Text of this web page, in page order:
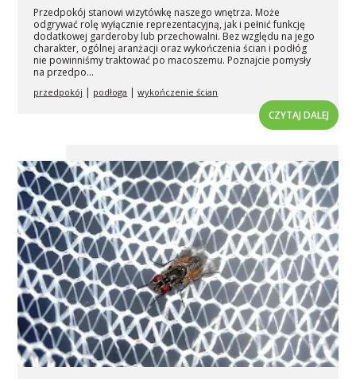
Przedpokój stanowi wizytówkę naszego wnętrza. Może
odgrywać rolę wyłącznie reprezentacyjną, jak i pełnić funkcję
dodatkowej garderoby lub przechowalni. Bez względu na jego
charakter, ogólnej aranżacji oraz wykończenia ścian i podłóg
nie powinniśmy traktować po macoszemu. Poznajcie pomysły
na przedpo...
przedpokój | podłoga |wykończenie ścian
CZYTAJ DALEJ